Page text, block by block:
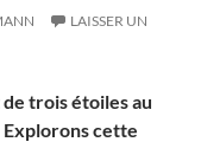
LAISSER UN
trois étoiles au
Explorons cette